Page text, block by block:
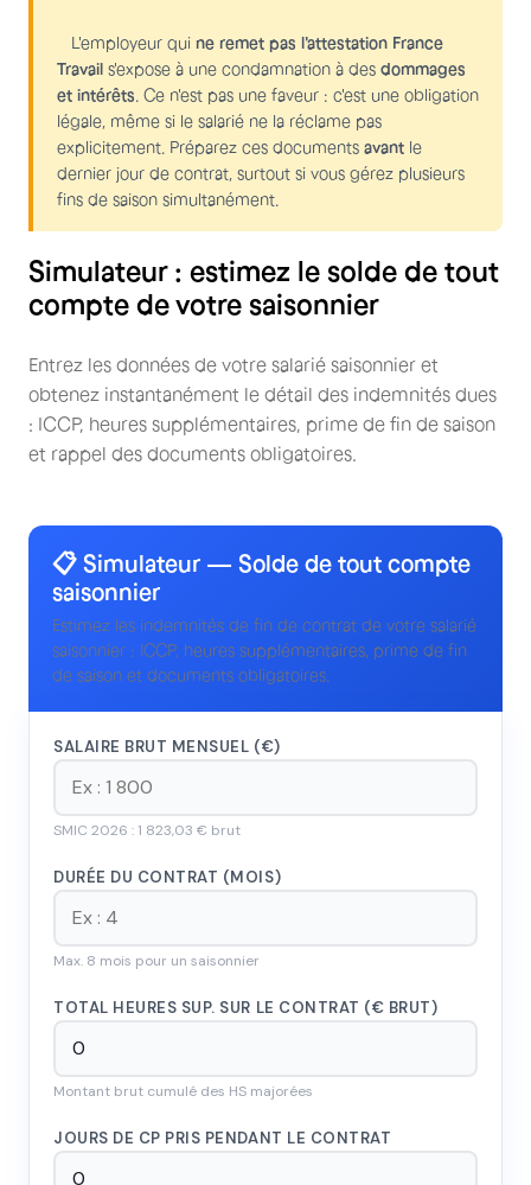
L'employeur qui ne remet pas l'attestation France
Travail s'expose à une condamnation à des dommages
et intérêts . Ce n'est pas une faveur : c'est une obligation
légale, même si le salarié ne la réclame pas
explicitement. Préparez ces documents avant le
dernier jour de contrat, surtout si vous gérez plusieurs
fins de saison simultanément.
Simulateur : estimez le solde de tout
compte de votre saisonnier
Entrez les données de votre salarié saisonnier et
obtenez instantanément le détail des indemnités dues
: ICCP, heures supplémentaires, prime de fin de saison
et rappel des documents obligatoires.
📋 Simulateur — Solde de tout compte
saisonnier
Estimez les indemnités de fin de contrat de votre salarié
saisonnier : ICCP, heures supplémentaires, prime de fin
de saison et documents obligatoires.
SALAIRE BRUT MENSUEL (€)
SMIC 2026 : 1 823,03 € brut
DURÉE DU CONTRAT (MOIS)
Max. 8 mois pour un saisonnier
TOTAL HEURES SUP. SUR LE CONTRAT (€ BRUT)
Montant brut cumulé des HS majorées
JOURS DE CP PRIS PENDANT LE CONTRAT